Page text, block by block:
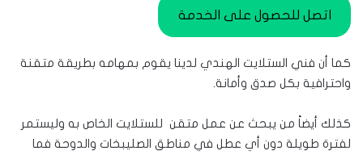
اتصل للحصول على الخدمة
كما أن فني الستلايت الهندي لدينا يقوم بمهامه بطريقة متقنة
واحترافية بكل صدق وأمانة.
كذلك أيضاً من يبحث عن عمل متقن للستلايت الخاص به وليستمر
لفترة طويلة دون أي عطل في مناطق الصليبخات والدوحة فما